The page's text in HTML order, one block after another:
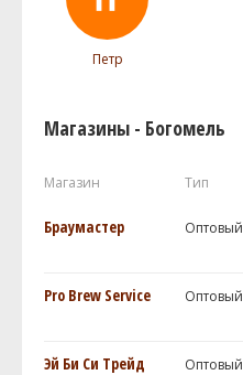
Петр
Магазины - Богомель
Магазин Тип
Браумастер Оптовый
Pro Brew Service Оптовый
Эй Би Си Трейд Оптовый